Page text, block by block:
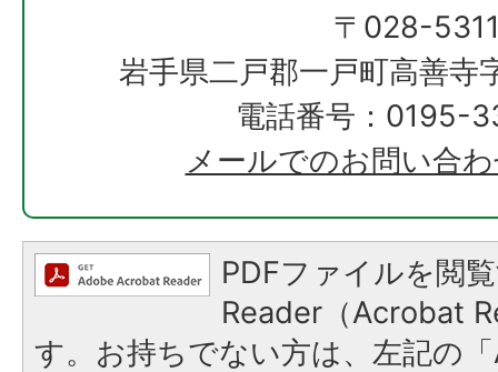
〒028-
岩手県二戸郡一戸町高善寺
電話番号：0195-
メールでのお問い合
PDFファイルを閲
Reader（Acrobat
す。お持ちでない方は、左記の